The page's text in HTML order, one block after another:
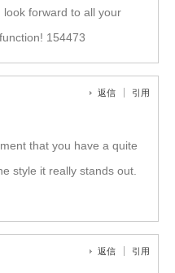
forward to all your
154473
返信 引用
that you have a quite
style it really stands out.
返信 引用